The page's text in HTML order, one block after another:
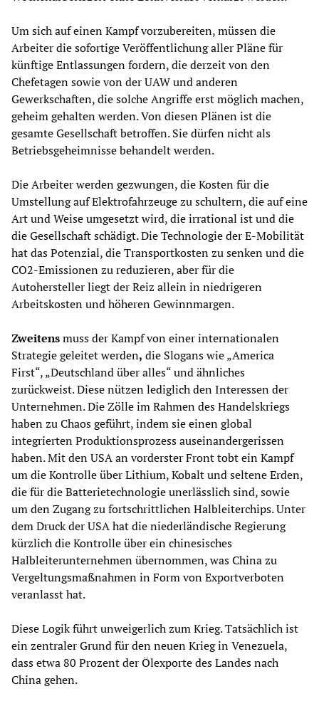
Um sich auf einen Kampf vorzubereiten, müssen die
Arbeiter die sofortige Veröffentlichung aller Pläne für
künftige Entlassungen fordern, die derzeit von den
Chefetagen sowie von der UAW und anderen
Gewerkschaften, die solche Angriffe erst möglich machen,
geheim gehalten werden. Von diesen Plänen ist die
gesamte Gesellschaft betroffen. Sie dürfen nicht als
Betriebsgeheimnisse behandelt werden.
Die Arbeiter werden gezwungen, die Kosten für die
Umstellung auf Elektrofahrzeuge zu schultern, die auf eine
Art und Weise umgesetzt wird, die irrational ist und die
die Gesellschaft schädigt. Die Technologie der E-Mobilität
hat das Potenzial, die Transportkosten zu senken und die
CO2-Emissionen zu reduzieren, aber für die
Autohersteller liegt der Reiz allein in niedrigeren
Arbeitskosten und höheren Gewinnmargen.
Zweitensmuss der Kampf von einer internationalen
Strategie geleitet werden, die Slogans wie „America
First“, „Deutschland über alles“ und ähnliches
zurückweist. Diese nützen lediglich den Interessen der
Unternehmen. Die Zölle im Rahmen des Handelskriegs
haben zu Chaos geführt, indem sie einen global
integrierten Produktionsprozess auseinandergerissen
haben. Mit den USA an vorderster Front tobt ein Kampf
um die Kontrolle über Lithium, Kobalt und seltene Erden,
die für die Batterietechnologie unerlässlich sind, sowie
um den Zugang zu fortschrittlichen Halbleiterchips. Unter
dem Druck der USA hat die niederländische Regierung
kürzlich die Kontrolle über ein chinesisches
Halbleiterunternehmen übernommen, was China zu
Vergeltungsmaßnahmen in Form von Exportverboten
veranlasst hat.
Diese Logik führt unweigerlich zum Krieg. Tatsächlich ist
ein zentraler Grund für den neuen Krieg in Venezuela,
dass etwa 80 Prozent der Ölexporte des Landes nach
China gehen.